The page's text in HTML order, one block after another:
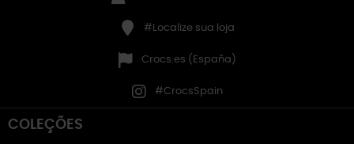
#Localize sua loja
Crocs.es (España)
#CrocsSpain
COLEÇÕES